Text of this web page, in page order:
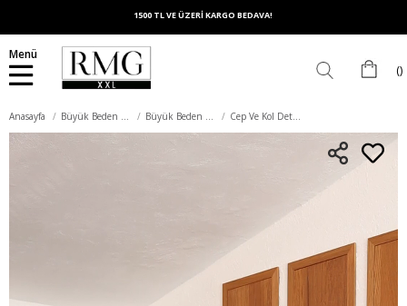
1500 TL VE ÜZERİ KARGO BEDAVA!
Menü
Anasayfa Büyük Beden Üst Giyim Büyük Beden Bluz Cep Ve Kol Detaylı Vual Viskon Yırtmaçlı Büyük Beden Fuşya Tunik